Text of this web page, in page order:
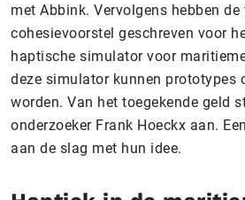
met Abbink. Vervolgens hebben de
cohesievoorstel geschreven voor
haptische simulator voor
deze simulator kunnen prototypes
worden. Van het toegekende geld
onderzoeker Frank Hoeckx aan.
aan de slag met hun idee.